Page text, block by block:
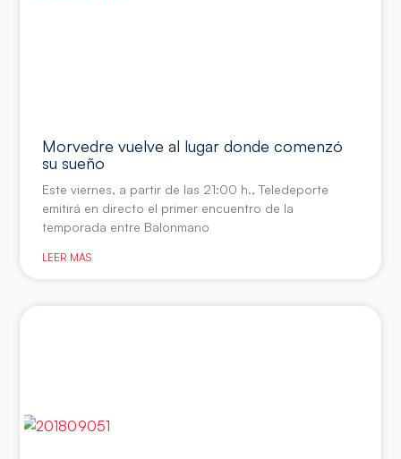
Morvedre vuelve al lugar donde comenzó
su sueño
Este viernes, a partir de las 21:00 h., Teledeporte
emitirá en directo el primer encuentro de la
temporada entre Balonmano
LEER MÁS